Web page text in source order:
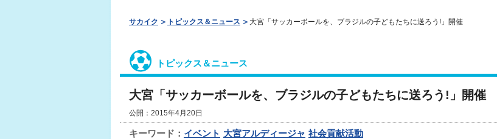
サカイク トピックス＆ニュース 大宮「サッカーボールを、ブラジルの子どもたちに送ろう!」開催
トピックス＆ニュース
大宮「サッカーボールを、ブラジルの子どもたちに送ろう!」開催
公開：2015年4月20日
キーワード： イベント 大宮アルディージャ 社会貢献活動